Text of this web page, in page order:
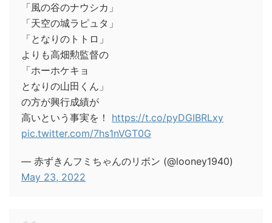
「風の谷のナウシカ」
「天空の城ラピュタ」
「となりのトトロ」
よりも高畑勲監督の
「ホーホケキョ
となりの山田くん」
の方が興行成績が
高いという事実を！ https://t.co/pyDGIBRLxy
pic.twitter.com/7hs1nVGT0G
— 赤ずきんフミちゃんのリボン (@looney1940)
May 23, 2022